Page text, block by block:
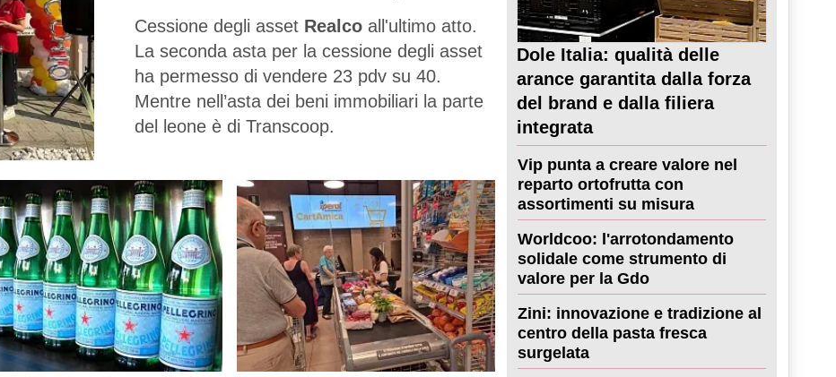
Cessione degli asset Realco all'ultimo atto.
La seconda asta per la cessione degli asset
ha permesso di vendere 23 pdv su 40.
Mentre nell’asta dei beni immobiliari la parte
del leone è di Transcoop.
Dole Italia: qualità delle
arance garantita dalla forza
del brand e dalla filiera
integrata
Vip punta a creare valore nel
reparto ortofrutta con
assortimenti su misura
Worldcoo: l'arrotondamento
solidale come strumento di
valore per la Gdo
Zini: innovazione e tradizione al
centro della pasta fresca
surgelata